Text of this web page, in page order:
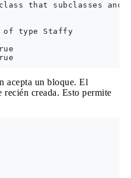
that subclasses
of type Staffy
acepta un bloque. El
creada. Esto permite